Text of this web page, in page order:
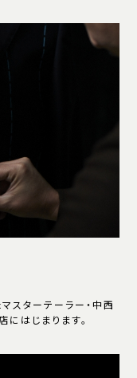
スターテーラー・中西
はじまります。